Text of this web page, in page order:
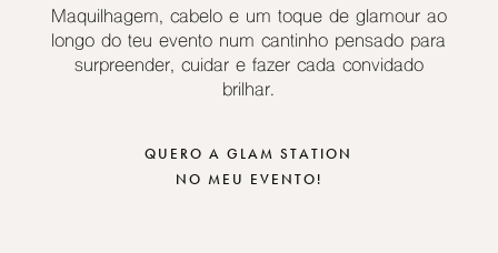
Maquilhagem, cabelo e um toque de glamour ao
longo do teu evento num cantinho pensado para
surpreender, cuidar e fazer cada convidado
brilhar.
QUERO A GLAM STATION
NO MEU EVENTO!